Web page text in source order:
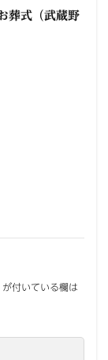
葬式（武蔵野
が付いている欄は